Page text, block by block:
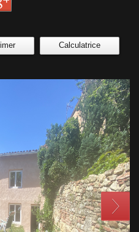
Calculatrice